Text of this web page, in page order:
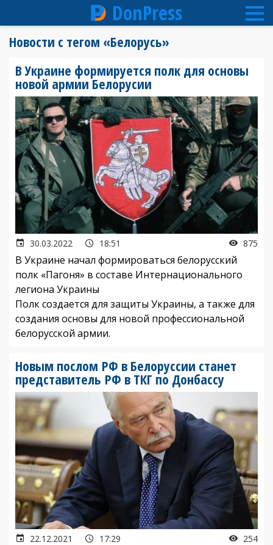
содержанию
DonPress
Новости с тегом «Белорусь»
В Украине формируется полк для основы
новой армии Белорусии
30.03.2022 18:51 875
В Украине начал формироваться белорусский
полк «Пагоня» в составе Интернационального
легиона Украины
Полк создается для защиты Украины, а также для
создания основы для новой профессиональной
белорусской армии.
Новым послом РФ в Белоруссии станет
представитель РФ в ТКГ по Донбассу
22.12.2021 17:29 254